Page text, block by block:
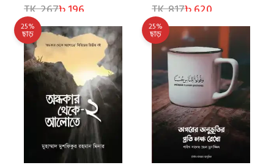
TK. 267৳ 196 TK. 817৳ 620
25%
ছাড়
25%
ছাড়